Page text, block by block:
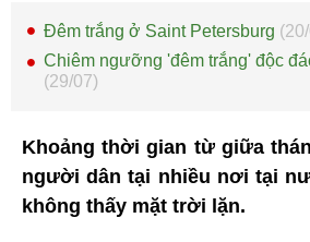
Đêm trắng ở Saint Petersburg
Chiêm ngưỡng 'đêm trắng' độc
(29/07)
Khoảng thời gian từ giữa
người dân tại nhiều nơi tại
không thấy mặt trời lặn.